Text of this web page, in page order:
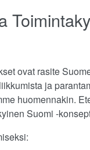
ovat rasite
ja
huomennakin.
Suomi -